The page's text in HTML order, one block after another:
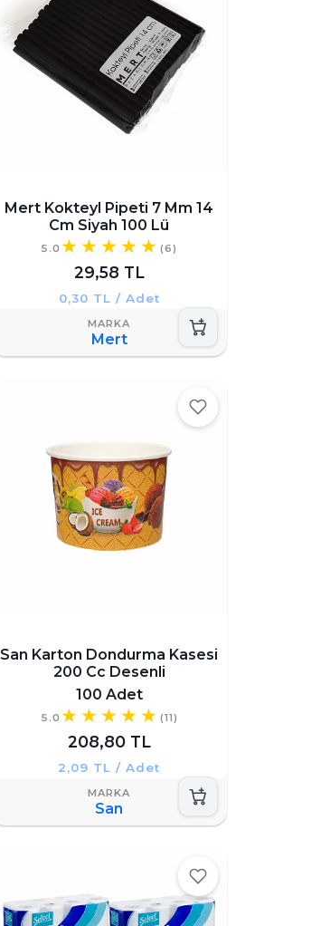
Mert Kokteyl Pipeti 7 Mm 14
Cm Siyah 100 Lü
5.0 (6)
29,58 TL
0,30 TL / Adet
Mert
San Karton Dondurma Kasesi
200 Cc Desenli
100 Adet
5.0 (11)
208,80 TL
2,09 TL / Adet
San